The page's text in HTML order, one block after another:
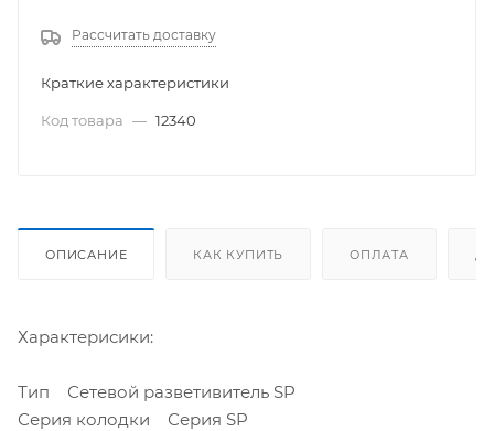
Рассчитать доставку
Краткие характеристики
Код товара — 12340
ОПИСАНИЕ КАК КУПИТЬ ОПЛАТА
Характерисики:
Тип Сетевой разветивитель SP
Серия колодки Серия SP